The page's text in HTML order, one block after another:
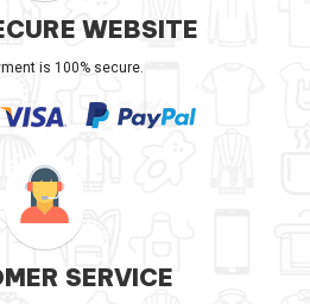
WEBSITE
is 100% secure.
SERVICE